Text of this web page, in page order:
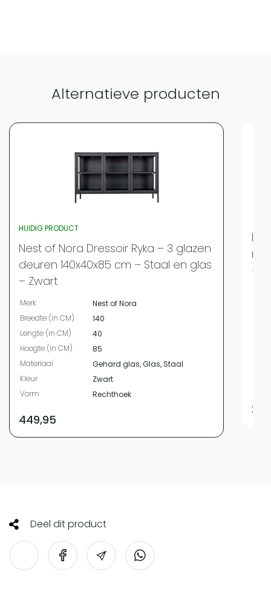
Alternatieve producten
HUIDIG PRODUCT
Nest of Nora Dressoir Ryka – 3 glazen
deuren 140x40x85 cm – Staal en glas
– Zwart
Merk
Nest of Nora
Breedte (in CM)
140
Lengte (in CM)
40
Hoogte (in CM)
85
Materiaal
Gehard glas, Glas, Staal
Kleur
Zwart
Vorm
Rechthoek
449,95
–
Deel dit product